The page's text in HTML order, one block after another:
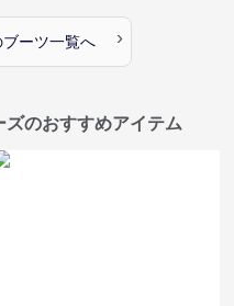
ブーツ一覧へ ›
のおすすめアイテム